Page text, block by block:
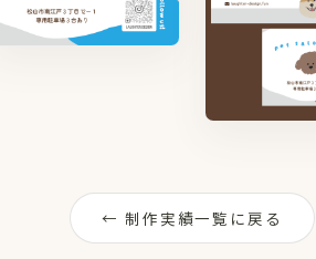
← 制作実績一覧に戻る